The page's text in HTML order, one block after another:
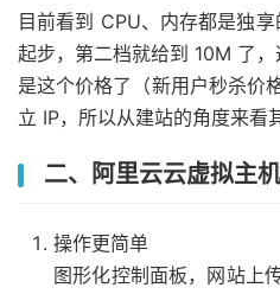
目前看到 CPU、内存都是独
起步，第二档就给到 10M 了
是这个价格了（新用户秒杀价
立 IP，所以从建站的角度来看
二、阿里云云虚拟主
操作更简单
图形化控制面板，网站上